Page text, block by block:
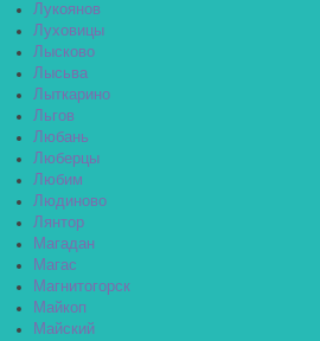
Лукоянов
Луховицы
Лысково
Лысьва
Лыткарино
Льгов
Любань
Люберцы
Любим
Людиново
Лянтор
Магадан
Магас
Магнитогорск
Майкоп
Майский